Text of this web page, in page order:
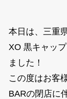
本日は、三重
XO 黒キャッ
ました！
この度はお客
BARの閉店に